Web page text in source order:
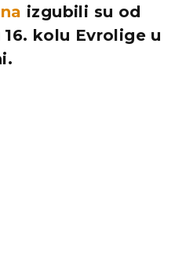
izgubili su od
kolu Evrolige u